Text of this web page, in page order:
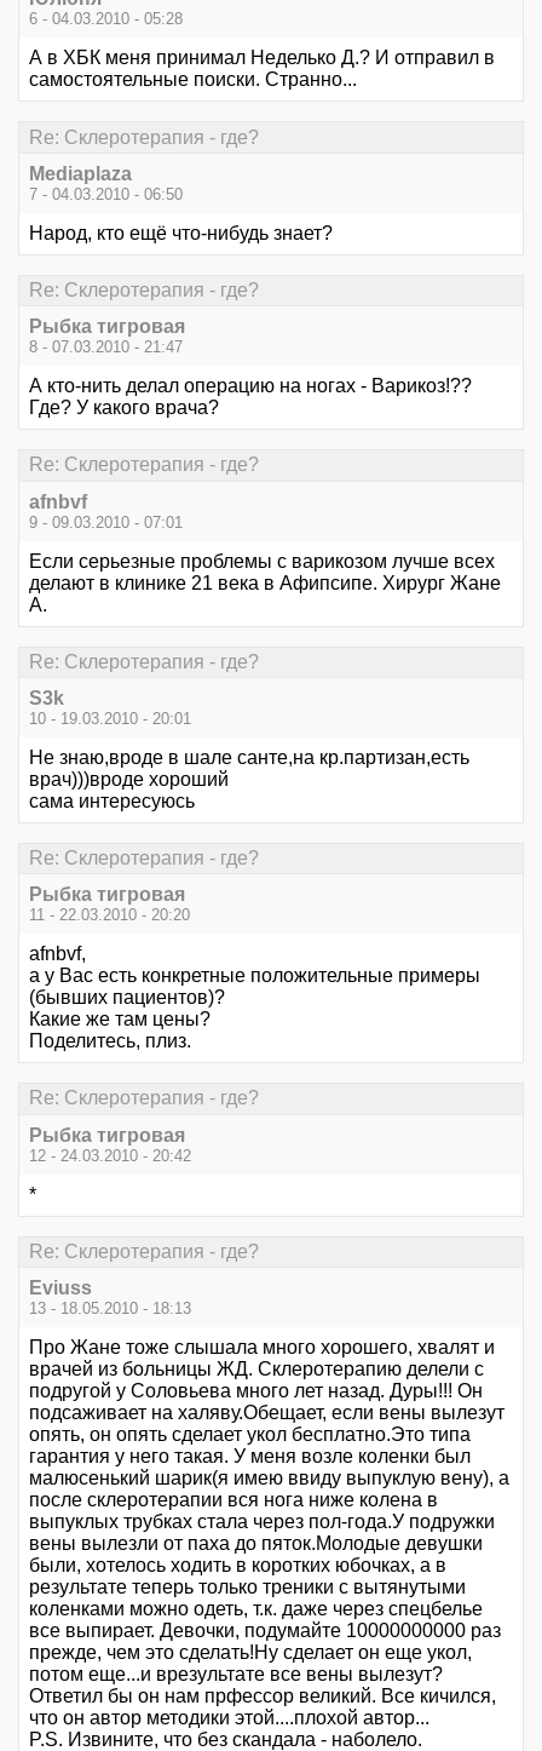
6 - 04.03.2010 - 05:28
А в ХБК меня принимал Неделько Д.? И отправил в
самостоятельные поиски. Странно...
Re: Склеротерапия - где?
Mediaplaza
7 - 04.03.2010 - 06:50
Народ, кто ещё что-нибудь знает?
Re: Склеротерапия - где?
Рыбка тигровая
8 - 07.03.2010 - 21:47
А кто-нить делал операцию на ногах - Варикоз!??
Где? У какого врача?
Re: Склеротерапия - где?
afnbvf
9 - 09.03.2010 - 07:01
Если серьезные проблемы с варикозом лучше всех
делают в клинике 21 века в Афипсипе. Хирург Жане
А.
Re: Склеротерапия - где?
S3k
10 - 19.03.2010 - 20:01
Не знаю,вроде в шале санте,на кр.партизан,есть
врач)))вроде хороший
сама интересуюсь
Re: Склеротерапия - где?
Рыбка тигровая
11 - 22.03.2010 - 20:20
afnbvf,
а у Вас есть конкретные положительные примеры
(бывших пациентов)?
Какие же там цены?
Поделитесь, плиз.
Re: Склеротерапия - где?
Рыбка тигровая
12 - 24.03.2010 - 20:42
*
Re: Склеротерапия - где?
Eviuss
13 - 18.05.2010 - 18:13
Про Жане тоже слышала много хорошего, хвалят и
врачей из больницы ЖД. Склеротерапию делели с
подругой у Соловьева много лет назад. Дуры!!! Он
подсаживает на халяву.Обещает, если вены вылезут
опять, он опять сделает укол бесплатно.Это типа
гарантия у него такая. У меня возле коленки был
малюсенький шарик(я имею ввиду выпуклую вену), а
после склеротерапии вся нога ниже колена в
выпуклых трубках стала через пол-года.У подружки
вены вылезли от паха до пяток.Молодые девушки
были, хотелось ходить в коротких юбочках, а в
результате теперь только треники с вытянутыми
коленками можно одеть, т.к. даже через спецбелье
все выпирает. Девочки, подумайте 10000000000 раз
прежде, чем это сделать!Ну сделает он еще укол,
потом еще...и врезультате все вены вылезут?
Ответил бы он нам прфессор великий. Все кичился,
что он автор методики этой....плохой автор...
P.S. Извините, что без скандала - наболело.